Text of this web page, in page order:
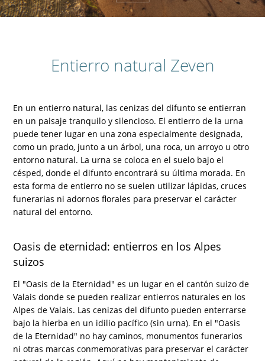
Entierro natural Zeven
En un entierro natural, las cenizas del difunto se entierran
en un paisaje tranquilo y silencioso. El entierro de la urna
puede tener lugar en una zona especialmente designada,
como un prado, junto a un árbol, una roca, un arroyo u otro
entorno natural. La urna se coloca en el suelo bajo el
césped, donde el difunto encontrará su última morada. En
esta forma de entierro no se suelen utilizar lápidas, cruces
funerarias ni adornos florales para preservar el carácter
natural del entorno.
Oasis de eternidad: entierros en los Alpes
suizos
El "Oasis de la Eternidad" es un lugar en el cantón suizo de
Valais donde se pueden realizar entierros naturales en los
Alpes de Valais. Las cenizas del difunto pueden enterrarse
bajo la hierba en un idilio pacífico (sin urna). En el "Oasis
de la Eternidad" no hay caminos, monumentos funerarios
ni otras marcas conmemorativas para preservar el carácter